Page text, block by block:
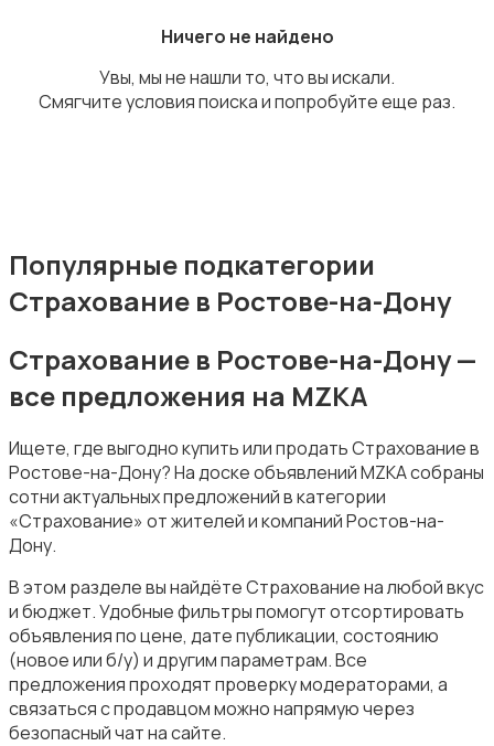
Информационные технологии
Искусство и развлечения
Магазины
Ничего не найдено
Увы, мы не нашли то, что вы искали.
Смягчите условия поиска и попробуйте еще раз.
Популярные подкатегории
Страхование в Ростове-на-Дону
Страхование в Ростове-на-Дону —
все предложения на MZKA
Ищете, где выгодно купить или продать Страхование в
Ростове-на-Дону? На доске объявлений MZKA собраны
сотни актуальных предложений в категории
«Страхование» от жителей и компаний Ростов-на-
Дону.
В этом разделе вы найдёте Страхование на любой вкус
и бюджет. Удобные фильтры помогут отсортировать
объявления по цене, дате публикации, состоянию
(новое или б/у) и другим параметрам. Все
предложения проходят проверку модераторами, а
связаться с продавцом можно напрямую через
безопасный чат на сайте.